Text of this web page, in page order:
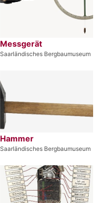
Messgerät
Saarländisches Bergbaumuseum
Hammer
Saarländisches Bergbaumuseum